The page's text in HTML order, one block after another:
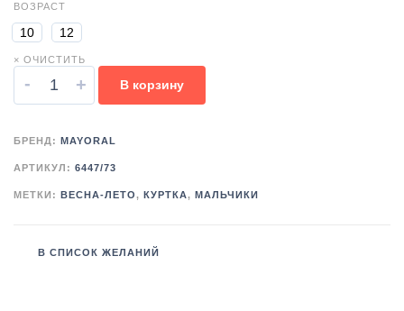
ВОЗРАСТ
10 12
× ОЧИСТИТЬ
- + В корзину
БРЕНД: MAYORAL
АРТИКУЛ: 6447/73
МЕТКИ: ВЕСНА-ЛЕТО, КУРТКА, МАЛЬЧИКИ
В СПИСОК ЖЕЛАНИЙ